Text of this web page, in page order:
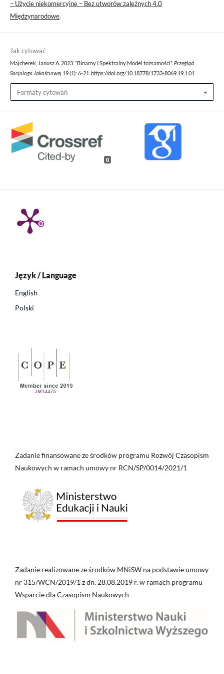
– Użycie niekomercyjne – Bez utworów zależnych 4.0
Międzynarodowe.
Jak cytować
Majcherek, Janusz A. 2023. “Binarny I Spektralny Model tożsamości”. Przegląd
Socjologii Jakościowej 19 (1): 6-21. https://doi.org/10.18778/1733-8069.19.1.01
Formaty cytowań
0
Język / Language
English
Polski
Zadanie finansowane ze środków programu Rozwój Czasopism
Naukowych w ramach umowy nr RCN/SP/0014/2021/1
Zadanie realizowane ze środków MNiSW na podstawie umowy
nr 315/WCN/2019/1 z dn. 28.08.2019 r. w ramach programu
Wsparcie dla Czasopism Naukowych